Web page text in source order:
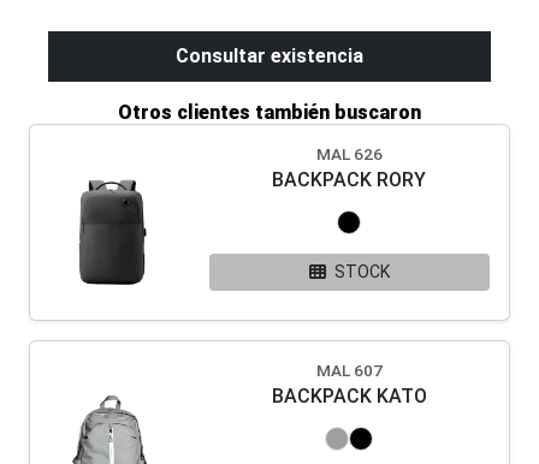
Consultar existencia
Otros clientes también buscaron
MAL 626
BACKPACK RORY
STOCK
MAL 607
BACKPACK KATO